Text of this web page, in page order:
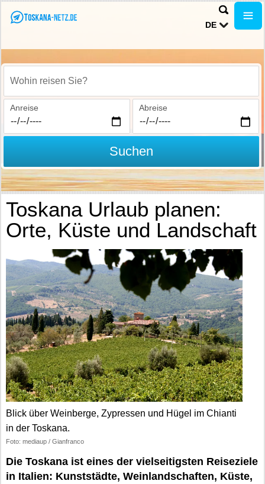
DE
Wohin reisen Sie?
Anreise Abreise
Suchen
Toskana Urlaub planen:
Orte, Küste und Landschaft
Blick über Weinberge, Zypressen und Hügel im Chianti
in der Toskana.
Foto: mediaup / Gianfranco
Die Toskana ist eines der vielseitigsten Reiseziele
in Italien: Kunststädte, Weinlandschaften, Küste,